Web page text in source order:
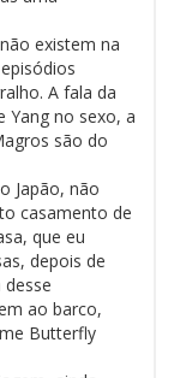
existem na
A fala da
Yang no sexo, a
são do
Japão, não
casamento de
que eu
depois de
desse
ao barco,
Butterfly